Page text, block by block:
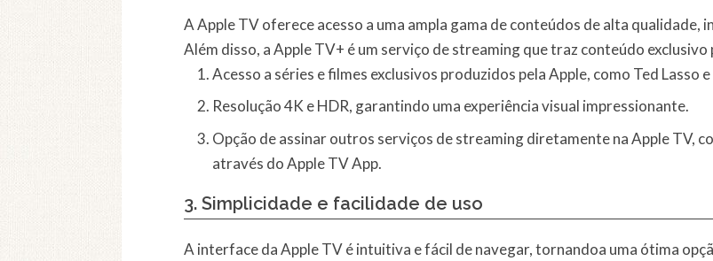
A Apple TV oferece acesso a uma ampla gama de conteúdos de alta qualidade,
Além disso, a Apple TV+ é um serviço de streaming que traz conteúdo
Acesso a séries e filmes exclusivos produzidos pela Apple, como Ted Lasso
Resolução 4K e HDR, garantindo uma experiência visual impressionante.
Opção de assinar outros serviços de streaming diretamente na Apple TV,
através do Apple TV App.
3. Simplicidade e facilidade de uso
A interface da Apple TV é intuitiva e fácil de navegar, tornandoa uma ótima